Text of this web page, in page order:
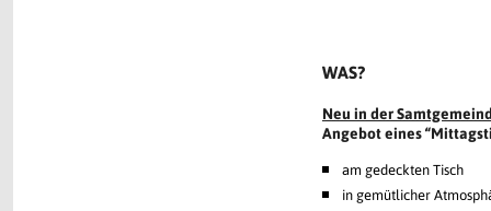
WAS?
Neu in der
Angebot eines“
am gedeckten Tisch
in gemütlicher